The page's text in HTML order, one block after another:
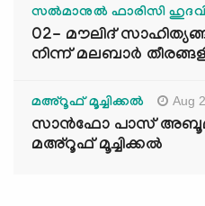
സൽമാനുൽ ഫാരിസി
02- മൗലിദ്
നിന്ന് മലബാർ
മഅ്റൂഫ് മൂച്ചിക്കല്‍ Aug
സാൻഫോ പാസ്
മഅ്റൂഫ് മൂച്ചിക്കല്‍